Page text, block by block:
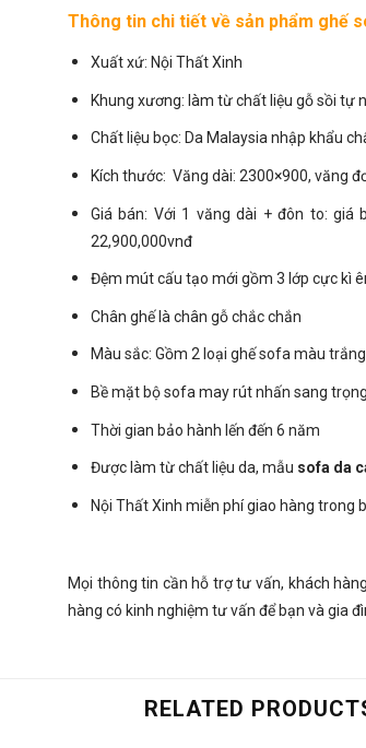
Thông tin chi tiết về sản phẩm ghế
Xuất xứ: Nội Thất Xinh
Khung xương: làm từ chất liệu gỗ sồi tự
Chất liệu bọc: Da Malaysia nhập khẩu
Kích thước: Văng dài: 2300×900, văng
Giá bán: Với 1 văng dài + đôn to: giá
22,900,000vnđ
Đệm mút cấu tạo mới gồm 3 lớp cực kì
Chân ghế là chân gỗ chắc chắn
Màu sắc: Gồm 2 loại ghế sofa màu
Bề mặt bộ sofa may rút nhấn sang trọng
Thời gian bảo hành lến đến 6 năm
Được làm từ chất liệu da, mẫu sofa da
Nội Thất Xinh miễn phí giao hàng trong
Mọi thông tin cần hỗ trợ tư vấn, khách
hàng có kinh nghiệm tư vấn để bạn và gia
RELATED